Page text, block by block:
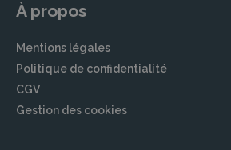
À propos
Mentions légales
Politique de confidentialité
CGV
Gestion des cookies